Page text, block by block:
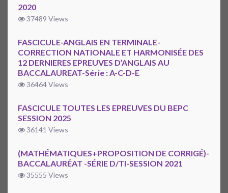
2020
37489 Views
FASCICULE-ANGLAIS EN TERMINALE-
CORRECTION NATIONALE ET HARMONISÉE DES
12 DERNIERES EPREUVES D’ANGLAIS AU
BACCALAUREAT-Série : A-C-D-E
36464 Views
FASCICULE TOUTES LES EPREUVES DU BEPC
SESSION 2025
36141 Views
(MATHÉMATIQUES+PROPOSITION DE CORRIGÉ)-
BACCALAURÉAT -SÉRIE D/TI-SESSION 2021
35555 Views